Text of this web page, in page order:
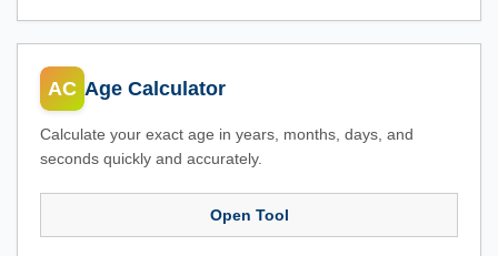
AC Age Calculator
Calculate your exact age in years, months, days, and
seconds quickly and accurately.
Open Tool